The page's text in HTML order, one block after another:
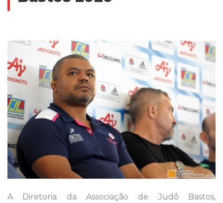
A Diretoria da Associação de Judô Bastos,